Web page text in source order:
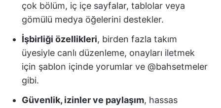
çok bölüm, iç içe sayfalar, tablolar veya
gömülü medya öğelerini destekler.
İşbirliği özellikleri, birden fazla takım
üyesiyle canlı düzenleme, onayları iletmek
için şablon içinde yorumlar ve @bahsetmeler
gibi.
Güvenlik, izinler ve paylaşım, hassas